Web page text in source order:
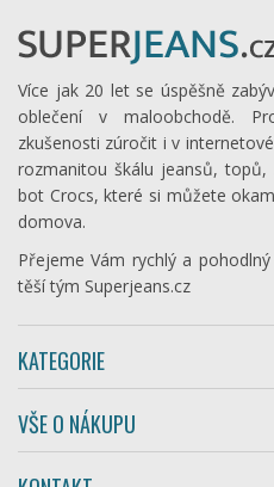
Více jak 20 let se úspěšně
oblečení v maloobchodě.
zkušenosti zúročit i v
rozmanitou škálu jeansů,
bot Crocs, které si můžete
domova.
Přejeme Vám rychlý a
těší tým Superjeans.cz
KATEGORIE
VŠE O NÁKUPU